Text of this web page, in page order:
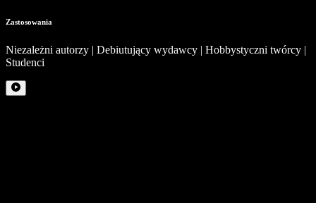
Zastosowania
Niezależni autorzy | Debiutujący wydawcy | Hobbystyczni twórcy |
Studenci